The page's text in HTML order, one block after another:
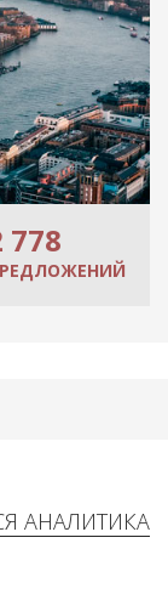
778
АНАЛИТИКА